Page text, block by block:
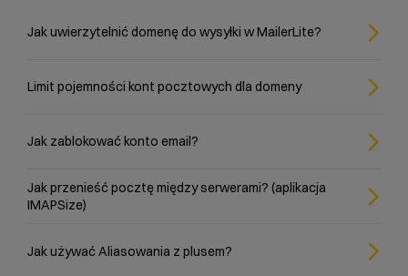
Jak uwierzytelnić domenę do wysyłki w MailerLite?
Limit pojemności kont pocztowych dla domeny
Jak zablokować konto email?
Jak przenieść pocztę między serwerami? (aplikacja
IMAPSize)
Jak używać Aliasowania z plusem?